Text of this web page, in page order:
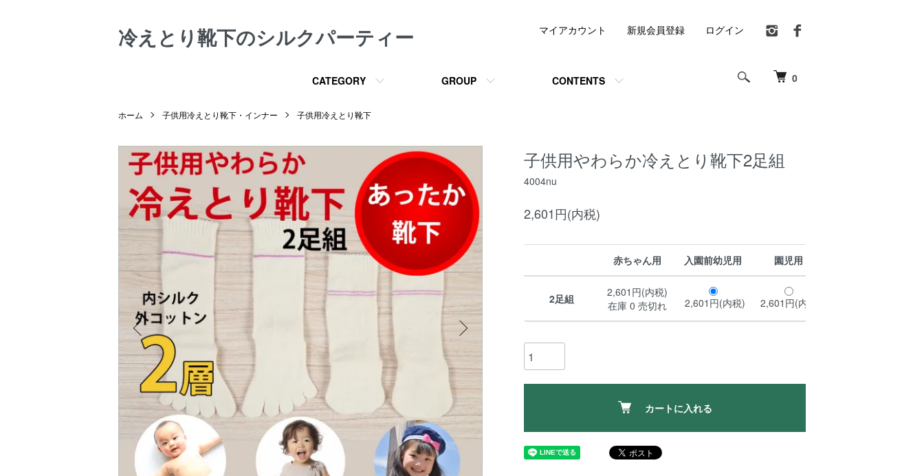
冷えとり靴下のシルクパーティー
0
CATEGORY GROUP CONTENTS
マイアカウント 新規会員登録 ログイン
ホーム 子供用冷えとり靴下・インナー 子供用冷えとり靴下
子供用やわらか冷えとり靴下2足組
4004nu
2,601円(内税)
赤ちゃん用 入園前幼児用 園児用
2足組
2,601円(内税)
在庫 0 売切れ
2,601円(内税) 2,601円(内税)
カートに入れる